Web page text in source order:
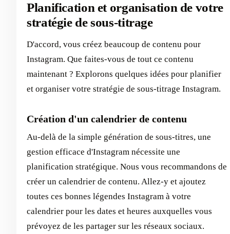
Planification et organisation de votre
stratégie de sous-titrage
D'accord, vous créez beaucoup de contenu pour
Instagram. Que faites-vous de tout ce contenu
maintenant ? Explorons quelques idées pour planifier
et organiser votre stratégie de sous-titrage Instagram.
Création d'un calendrier de contenu
Au-delà de la simple génération de sous-titres, une
gestion efficace d'Instagram nécessite une
planification stratégique. Nous vous recommandons de
créer un calendrier de contenu. Allez-y et ajoutez
toutes ces bonnes légendes Instagram à votre
calendrier pour les dates et heures auxquelles vous
prévoyez de les partager sur les réseaux sociaux.